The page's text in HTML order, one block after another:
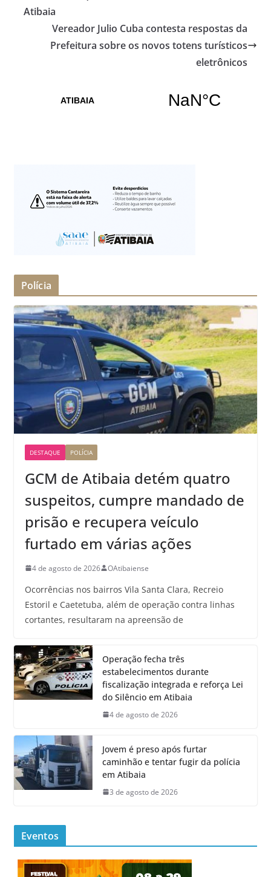
Atibaia
Vereador Julio Cuba contesta respostas da
Prefeitura sobre os novos totens turísticos
eletrônicos
Polícia
DESTAQUE POLÍCIA
GCM de Atibaia detém quatro
suspeitos, cumpre mandado de
prisão e recupera veículo
furtado em várias ações
4 de agosto de 2026 OAtibaiense
Ocorrências nos bairros Vila Santa Clara, Recreio
Estoril e Caetetuba, além de operação contra linhas
cortantes, resultaram na apreensão de
Operação fecha três
estabelecimentos durante
fiscalização integrada e reforça Lei
do Silêncio em Atibaia
4 de agosto de 2026
Jovem é preso após furtar
caminhão e tentar fugir da polícia
em Atibaia
3 de agosto de 2026
Eventos